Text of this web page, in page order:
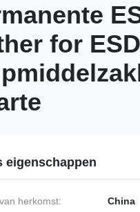
for
eigenschappen
herkomst: China